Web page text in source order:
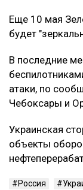
Еще 10 мая
будет
В последние
атаки, по
Чебоксары и
Украинская
объекты
Россия